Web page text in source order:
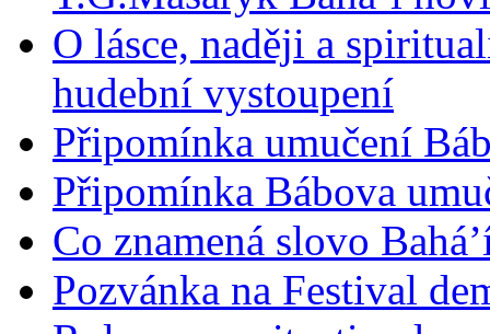
O lásce, naději a
hudební vystoupení
Připomínka umučení
Připomínka Bábova
Co znamená slovo
Pozvánka na Festival